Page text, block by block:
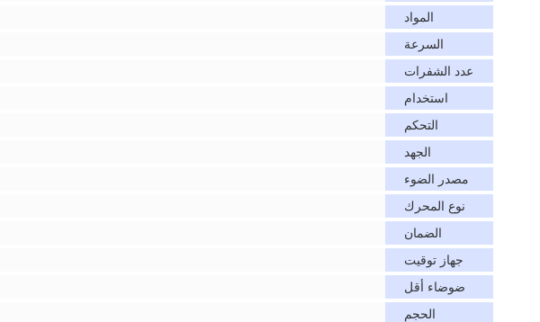
المواد
السرعة
عدد الشفرات
استخدام
التحكم
الجهد
مصدر الضوء
نوع المحرك
الضمان
جهاز توقيت
ضوضاء أقل
الحجم